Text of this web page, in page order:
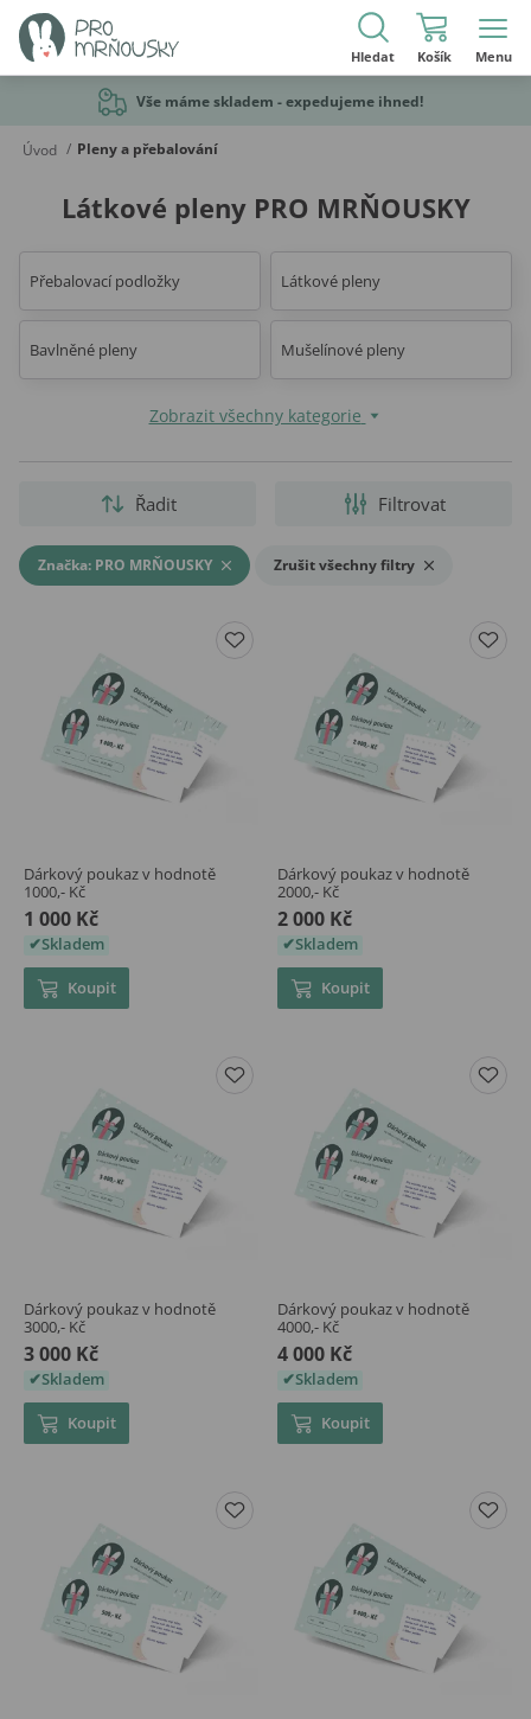
Hledat Košík Menu
Vše máme skladem - expedujeme ihned!
Úvod / Pleny a přebalování
Látkové pleny PRO MRŇOUSKY
Přebalovací podložky Látkové pleny
Bavlněné pleny Mušelínové pleny
Zobrazit všechny kategorie
Filtrovat
Řadit
Značka: PRO MRŇOUSKY Zrušit všechny filtry
Dárkový poukaz v hodnotě
1000,- Kč
1 000 Kč
Skladem
Koupit
Dárkový poukaz v hodnotě
2000,- Kč
2 000 Kč
Skladem
Koupit
Dárkový poukaz v hodnotě
3000,- Kč
3 000 Kč
Skladem
Koupit
Dárkový poukaz v hodnotě
4000,- Kč
4 000 Kč
Skladem
Koupit